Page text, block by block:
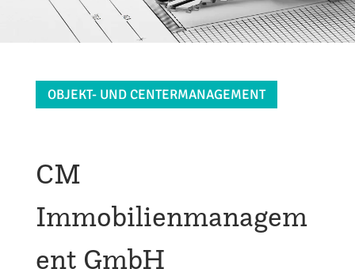
OBJEKT- UND CENTERMANAGEMENT
CM
Immobilienmanagem
ent GmbH